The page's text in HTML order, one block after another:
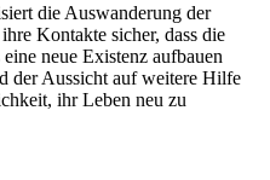
die Auswanderung der
Kontakte sicher, dass die
neue Existenz aufbauen
der Aussicht auf weitere Hilfe
ihr Leben neu zu